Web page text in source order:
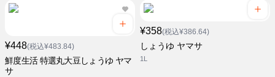
¥448(税込¥483.84)
鮮度生活 特選丸大豆しょうゆ ヤマ
サ
¥358(税込¥386.64)
しょうゆ ヤマサ
1L